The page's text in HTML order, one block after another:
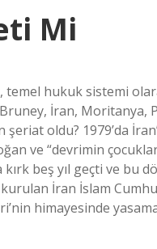
Mi
hukuk sistemi
İran, Moritanya,
oldu? 1979’da
ve “devrimin
beş yıl geçti ve bu
İran İslam
himayesinde